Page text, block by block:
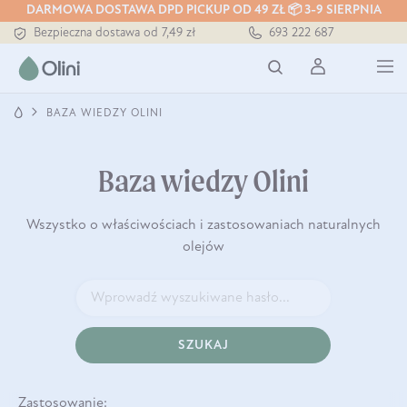
DARMOWA DOSTAWA DPD PICKUP OD 49 ZŁ 📦 3-9 SIERPNIA
Bezpieczna dostawa od 7,49 zł
Darmowa dostawa od 199 zł
693 222 687
BAZA WIEDZY OLINI
Baza wiedzy Olini
Wszystko o właściwościach i zastosowaniach naturalnych
olejów
SZUKAJ
Zastosowanie: